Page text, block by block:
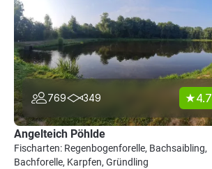
769 349 4.7
Angelteich Pöhlde
Fischarten: Regenbogenforelle, Bachsaibling,
Bachforelle, Karpfen, Gründling